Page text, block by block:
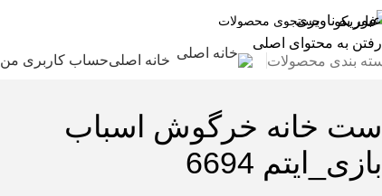
عبور به ناوبری
رفتن به محتوای اصلی
بندی محصولات خانه اصلیحساب کاربری من
ست خانه خرگوش اسباب
بازی_ایتم 6694